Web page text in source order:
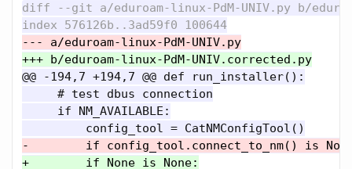
diff --git a/eduroam-linux-PdM-UNIV.py b/
@@ -194,7 +194,7 @@ def run_installer():
     # test dbus connection
     if NM_AVAILABLE: